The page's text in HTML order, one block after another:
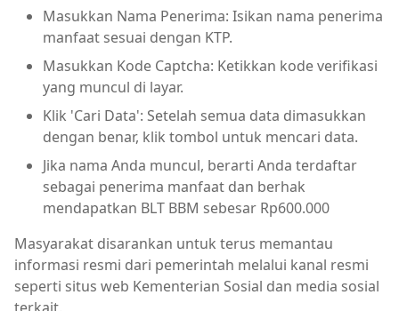
Masukkan Nama Penerima: Isikan nama penerima
manfaat sesuai dengan KTP.
Masukkan Kode Captcha: Ketikkan kode verifikasi
yang muncul di layar.
Klik 'Cari Data': Setelah semua data dimasukkan
dengan benar, klik tombol untuk mencari data.
Jika nama Anda muncul, berarti Anda terdaftar
sebagai penerima manfaat dan berhak
mendapatkan BLT BBM sebesar Rp600.000
Masyarakat disarankan untuk terus memantau
informasi resmi dari pemerintah melalui kanal resmi
seperti situs web Kementerian Sosial dan media sosial